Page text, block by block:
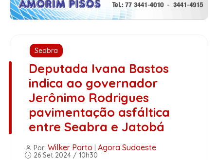
Seabra
Deputada Ivana Bastos
indica ao governador
Jerônimo Rodrigues
pavimentação asfáltica
entre Seabra e Jatobá
Por: Wilker Porto Agora Sudoeste
26 Set 2024 / 10h30